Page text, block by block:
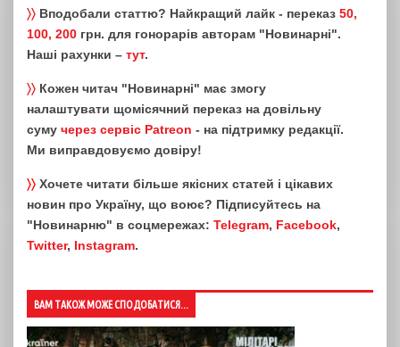
〉〉 Вподобали статтю? Найкращий лайк - переказ 50,
100, 200 грн. для гонорарів авторам "Новинарні".
Наші рахунки – тут.
〉〉 Кожен читач "Новинарні" має змогу
налаштувати щомісячний переказ на довільну
суму через сервіс Patreon - на підтримку редакції.
Ми виправдовуємо довіру!
〉〉 Хочете читати більше якісних статей і цікавих
новин про Україну, що воює? Підписуйтесь на
"Новинарню" в соцмережах: Telegram, Facebook,
Twitter, Instagram.
ВАМ ТАКОЖ МОЖЕ СПОДОБАТИСЯ...